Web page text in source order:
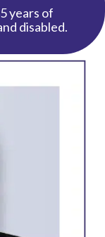
years of
disabled.